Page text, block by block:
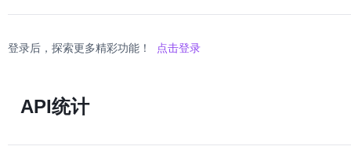
登录后，探索更多精彩功能！ 点击登录
API统计